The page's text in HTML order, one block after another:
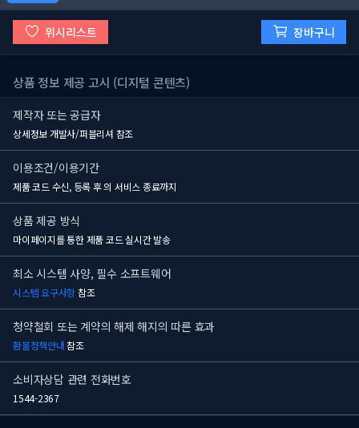
위시리스트 장바구니
상품 정보 제공 고시 (디지털 콘텐츠)
제작자 또는 공급자
상세정보 개발사/퍼블리셔 참조
이용조건/이용기간
제품 코드 수신, 등록 후의 서비스 종료까지
상품 제공 방식
마이페이지를 통한 제품 코드 실시간 발송
최소 시스템 사양, 필수 소프트웨어
시스템 요구사항참조
청약철회 또는 계약의 해제 해지의 따른 효과
환불정책안내참조
소비자상담 관련 전화번호
1544-2367